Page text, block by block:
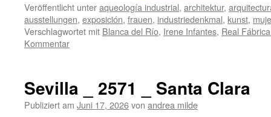
Veröffentlicht unteraqueología industrial, architektur,
ausstellungen, exposición, frauen, industriedenkmal, kunst,
Verschlagwortet mit Blanca del Río, Irene Infantes, Real
Kommentar
Sevilla _ 2571 _ Santa Clara
Publiziert am Juni 17, 2026von andrea milde